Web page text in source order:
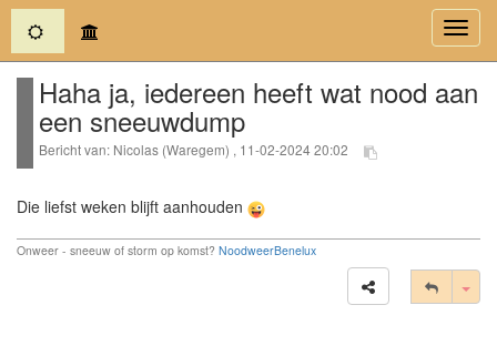
(current)
Haha ja, iedereen heeft wat nood aan
een sneeuwdump
Bericht van: Nicolas (Waregem) , 11-02-2024 20:02
Die liefst weken blijft aanhouden
Onweer - sneeuw of storm op komst? NoodweerBenelux